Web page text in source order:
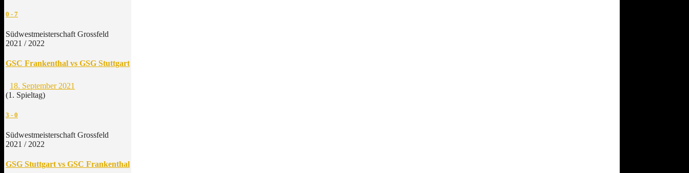
0 - 7
Südwestmeisterschaft Grossfeld
2021 / 2022
GSC Frankenthal vs GSG Stuttgart
18. September 2021
(1. Spieltag)
3 - 0
Südwestmeisterschaft Grossfeld
2021 / 2022
GSG Stuttgart vs GSC Frankenthal